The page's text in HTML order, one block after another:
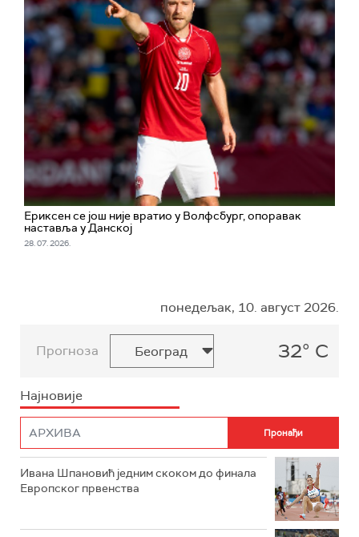
Ериксен се још није вратио у Волфсбург, опоравак
наставља у Данској
28. 07. 2026.
понедељак, 10. август 2026.
Прогноза 32° C
Најновије
Ивана Шпановић једним скоком до финала
Европског првенства